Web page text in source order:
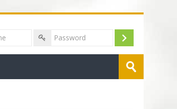
Log
in
Submit